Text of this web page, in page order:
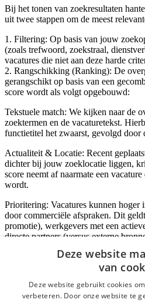
Bij het tonen van zoekresultaten
uit twee stappen om de meest
1. Filtering: Op basis van jouw
(zoals trefwoord, zoekstraal,
vacatures die niet aan deze harde
2. Rangschikking (Ranking): De
gerangschikt op basis van een
score wordt als volgt opgebouwd:
Tekstuele match: We kijken naar de
zoektermen en de vacaturetekst.
functietitel het zwaarst, gevolgd door
Actualiteit & Locatie: Recent
dichter bij jouw zoeklocatie liggen,
score neemt af naarmate een
wordt.
Prioritering: Vacatures kunnen hoger
door commerciële afspraken. Dit
promotie), werkgevers met een
directe partners (versus externe
Inloggen als bedrijf
Deze website
van
Deze website gebruikt cookies
verbeteren. Door onze website te